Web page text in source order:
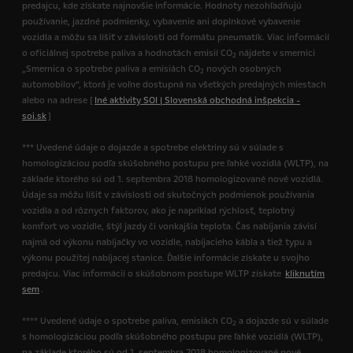
predajcu, kde získate najnovšie informácie. Hodnoty nezohľadňujú
používanie, jazdné podmienky, vybavenie ani doplnkové vybavenie
vozidla a môžu sa líšiť v závislosti od formátu pneumatík. Viac informácií
o oficiálnej spotrebe paliva a hodnotách emisií CO2 nájdete v smernici
„Smernica o spotrebe paliva a emisiách CO2 nových osobných
automobilov“, ktorá je voľne dostupná na všetkých predajných miestach
alebo na adrese [ Iné aktivity SOI | Slovenská obchodná inšpekcia -
soi.sk]
*** Uvedené údaje o dojazde a spotrebe elektriny sú v súlade s
homologizáciou podľa skúšobného postupu pre ľahké vozidlá (WLTP), na
základe ktorého sú od 1. septembra 2018 homologizované nové vozidlá.
Údaje sa môžu líšiť v závislosti od skutočných podmienok používania
vozidla a od rôznych faktorov, ako je napríklad rýchlosť, teplotný
komfort vo vozidle, štýl jazdy či vonkajšia teplota. Čas nabíjania závisí
najmä od výkonu nabíjačky vo vozidle, nabíjacieho kábla a tiež typu a
výkonu použitej nabíjacej stanice. Ďalšie informácie získate u svojho
predajcu. Viac informácií o skúšobnom postupe WLTP získate kliknutím
sem .
**** Uvedené údaje o spotrebe paliva, emisiách CO2 a dojazde sú v súlade
s homologizáciou podľa skúšobného postupu pre ľahké vozidlá (WLTP),